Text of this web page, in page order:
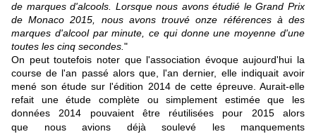
de marques d'alcools. Lorsque nous avons étudié le Grand Prix
de Monaco 2015, nous avons trouvé onze références à des
marques d'alcool par minute, ce qui donne une moyenne d'une
toutes les cinq secondes. "
On peut toutefois noter que l'association évoque aujourd'hui la
course de l'an passé alors que, l'an dernier, elle indiquait avoir
mené son étude sur l'édition 2014 de cette épreuve. Aurait-elle
refait une étude complète ou simplement estimée que les
données 2014 pouvaient être réutilisées pour 2015 alors
que nous avions déjà soulevé les manquements